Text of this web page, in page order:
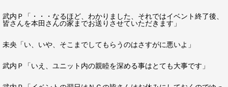
武内Ｐ「・・・なるほど、わかりました、それではイベント終了後、
皆さんを本田さんの家までお送りさせていただきます」
未央「い、いや、そこまでしてもらうのはさすがに悪いよ」
武内Ｐ「いえ、ユニット内の親睦を深める事はとても大事です」